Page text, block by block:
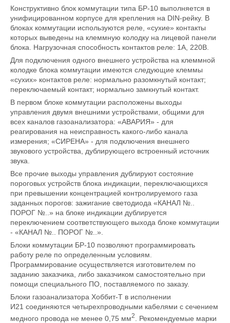
Конструктивно блок коммутации типа БР-10 выполняется в
унифицированном корпусе для крепления на DIN-рейку. В
блоках коммутации используются реле, «сухие» контакты
которых выведены на клеммную колодку на лицевой панели
блока. Нагрузочная способность контактов реле: 1А, 220В.
Для подключения одного внешнего устройства на клеммной
колодке блока коммутации имеются следующие клеммы
«сухих» контактов реле: нормально разомкнутый контакт;
переключаемый контакт; нормально замкнутый контакт.
В первом блоке коммутации расположены выходы
управления двумя внешними устройствами, общими для
всех каналов газоанализатора: «АВАРИЯ» - для
реагирования на неисправность какого-либо канала
измерения; «СИРЕНА» - для подключения внешнего
звукового устройства, дублирующего встроенный источник
звука.
Все прочие выходы управления дублируют состояние
пороговых устройств блока индикации, переключающихся
при превышении концентрацией контролируемого газа
заданных порогов: зажигание светодиода «КАНАЛ №..
ПОРОГ №..» на блоке индикации дублируется
переключением соответствующего выхода блоке коммутации
- «КАНАЛ №.. ПОРОГ №..».
Блоки коммутации БР-10 позволяют программировать
работу реле по определенным условиям.
Программирование осуществляется изготовителем по
заданию заказчика, либо заказчиком самостоятельно при
помощи специального ПО, поставляемого по заказу.
Блоки газоанализатора Хоббит-Т в исполнении
И21 соединяются четырехпроводными кабелями с сечением
медного провода не менее 0,75 мм2
. Рекомендуемые марки